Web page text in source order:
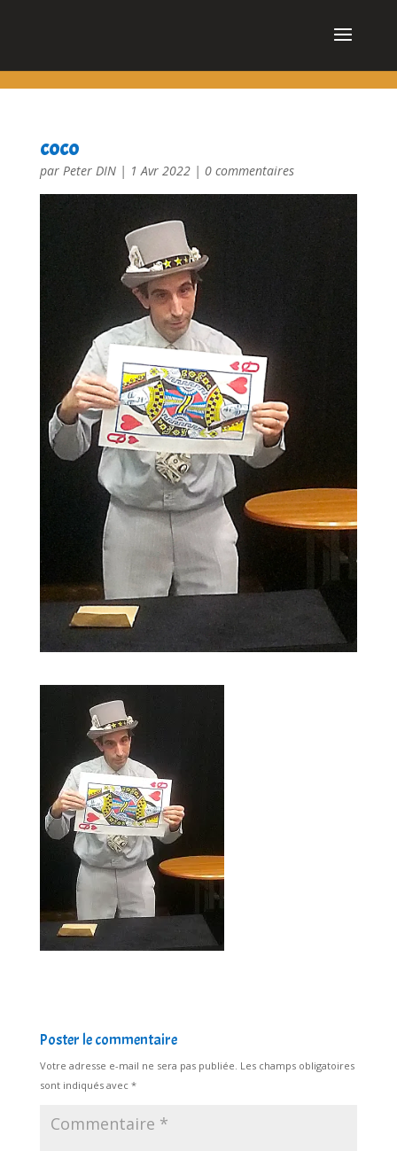
coco
par Peter DIN| 1 Avr 2022| 0 commentaires
Poster le commentaire
Votre adresse e-mail ne sera pas publiée. Les champs obligatoires
sont indiqués avec *